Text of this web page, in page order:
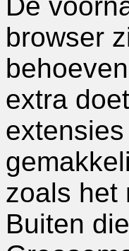
browser
extra
zoals het
Buiten